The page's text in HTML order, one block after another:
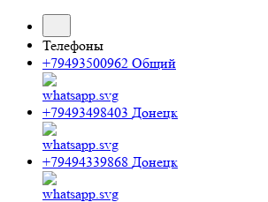
Телефоны
+79493500962 Общий
+79493498403 Донецк
+79494339868 Донецк